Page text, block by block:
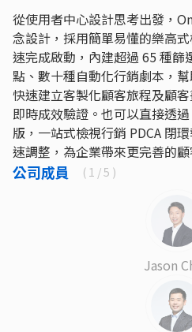
從使用者中心設計思考出發，
念設計，採用簡單易懂的樂高
速完成啟動，內建超過 65 種篩
點、數十種自動化行銷劇本，
快速建立客製化顧客旅程及顧
即時成效驗證。也可以直接透
版，一站式檢視行銷 PDCA 閉
速調整，為企業帶來更完善的
公司成員 ( 1 / 5 )
Jason